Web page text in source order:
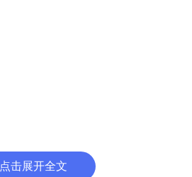
点击展开全文